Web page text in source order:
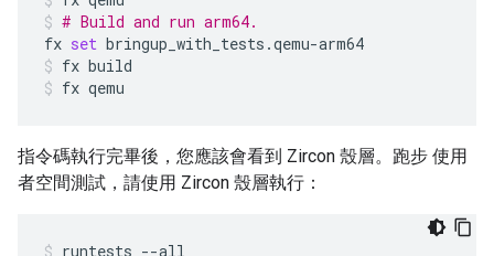
# Build and run arm64.
fx set bringup_with_tests.qemu-arm64
fx build
fx qemu
指令碼執行完畢後，您應該會看到 Zircon 殼層。跑步 使用
者空間測試，請使用 Zircon 殼層執行：
runtests --all